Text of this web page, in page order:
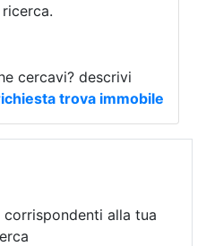
cercavi? descrivi
trova immobile
corrispondenti alla tua